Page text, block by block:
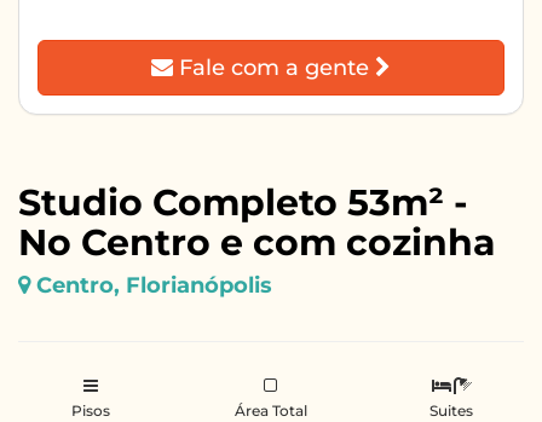
Studio Completo 53m² -
No Centro e com cozinha
Centro, Florianópolis
Pisos Área Total Suites
Fale com a gente